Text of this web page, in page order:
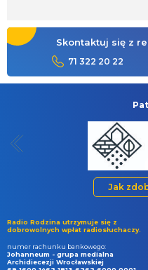
Skontaktuj się z
71 322 20 22
Jak
Radio Rodzina utrzymuje się z
dobrowolnych wpłat radiosłuchaczy.
numer rachunku bankowego:
Johanneum - grupa medialna
Archidiecezji Wrocławskiej